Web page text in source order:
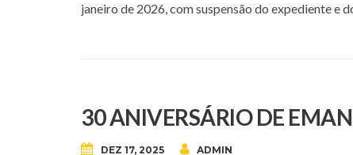
janeiro de 2026, com suspensão do expediente e
30 ANIVERSÁRIO DE
DEZ 17, 2025 ADMIN